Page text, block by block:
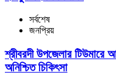
সর্বশেষ
জনপ্রিয়
শ্রীবরদী উপজেলার টিউমারে
অনিশ্চিত চিকিৎসা